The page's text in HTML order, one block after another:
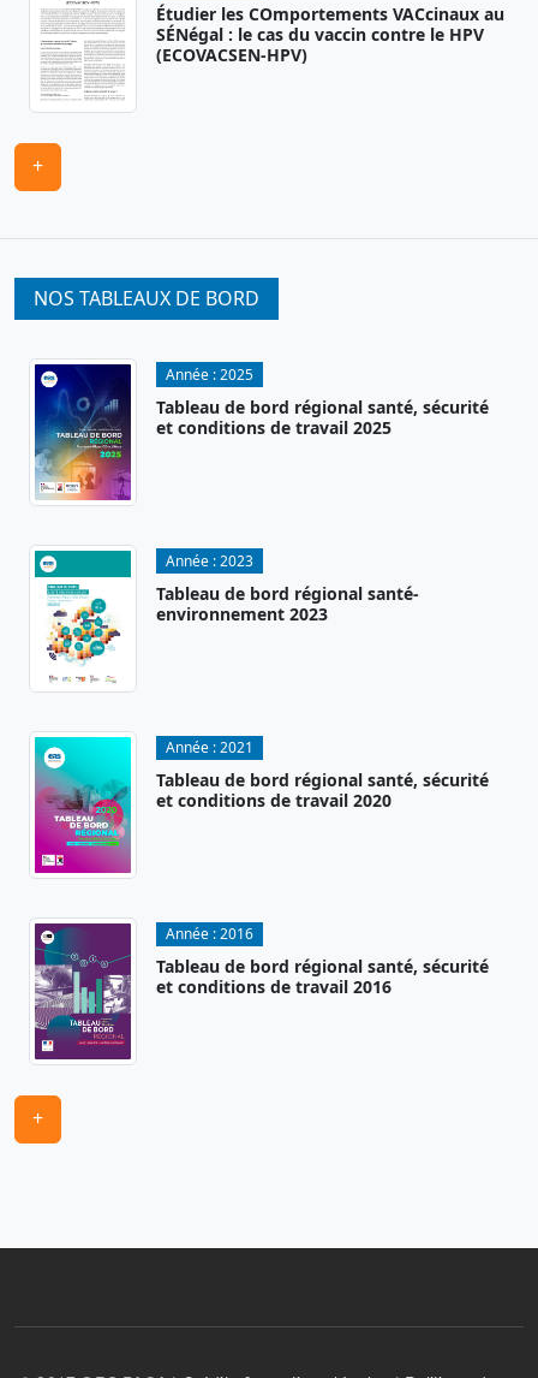
Étudier les COmportements VACcinaux au
SÉNégal : le cas du vaccin contre le HPV
(ECOVACSEN-HPV)
+
NOS TABLEAUX DE BORD
Année :2025
Tableau de bord régional santé, sécurité
et conditions de travail 2025
Année :2023
Tableau de bord régional santé-
environnement 2023
Année :2021
Tableau de bord régional santé, sécurité
et conditions de travail 2020
Année :2016
Tableau de bord régional santé, sécurité
et conditions de travail 2016
+